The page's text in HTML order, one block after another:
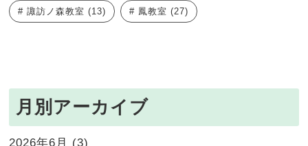
諏訪ノ森教室(13) 鳳教室(27)
月別アーカイブ
2026年6月
(3)